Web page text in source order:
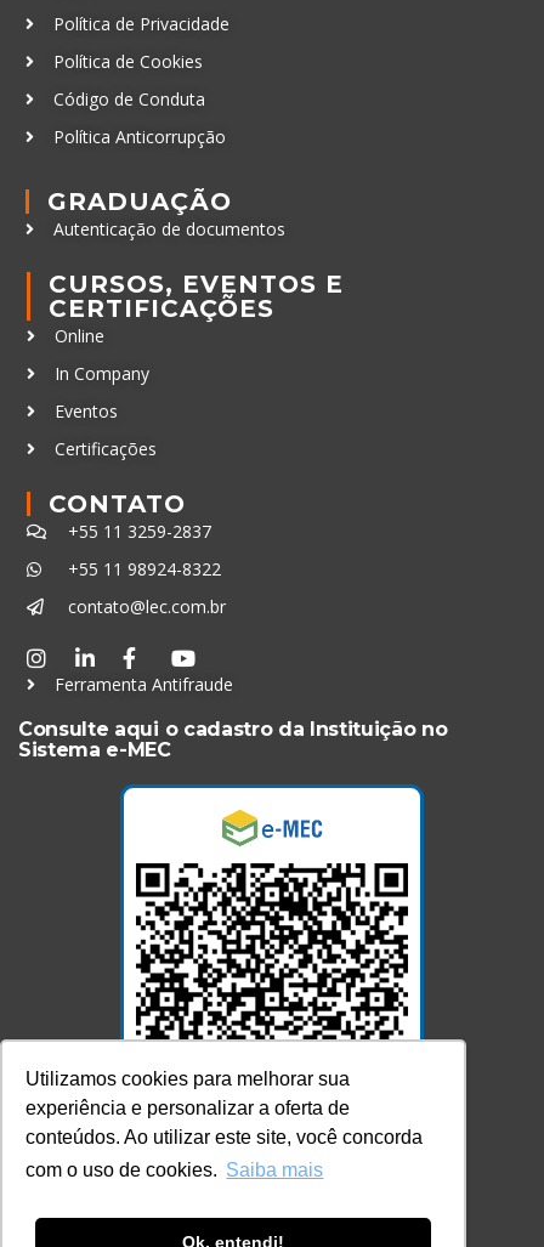
Utilizamos cookies para melhorar sua
experiência e personalizar a oferta de
conteúdos. Ao utilizar este site, você concorda
com o uso de cookies. Saiba mais
Ok, entendi!
Política de Privacidade
Política de Cookies
Código de Conduta
Política Anticorrupção
GRADUAÇÃO
Autenticação de documentos
CURSOS, EVENTOS E
CERTIFICAÇÕES
Online
In Company
Eventos
Certificações
CONTATO
+55 11 3259-2837
+55 11 98924-8322
contato@lec.com.br
Ferramenta Antifraude
Consulte aqui o cadastro da Instituição no
Sistema e-MEC
Acesse Já!